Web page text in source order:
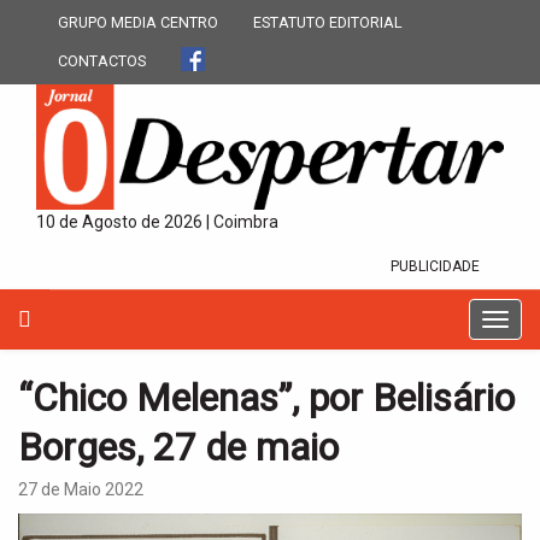
GRUPO MEDIA CENTRO ESTATUTO EDITORIAL
CONTACTOS
10 de Agosto de 2026 | Coimbra
PUBLICIDADE
T
o
g
v
“Chico Melenas”, por Belisário
Borges, 27 de maio
27 de Maio 2022